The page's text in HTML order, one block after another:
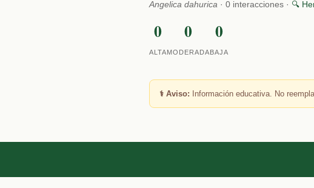
Angelica dahurica · 0 interacciones · 🔍
0
ALTA
0
MODERADA
0
BAJA
⚕️ Aviso: Información educativa. No